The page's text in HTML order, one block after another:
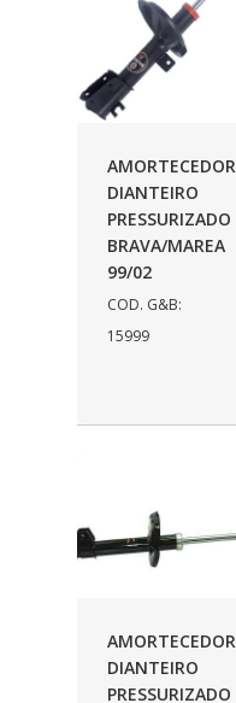
AMORTECEDOR
DIANTEIRO
PRESSURIZADO
BRAVA/MAREA
99/02
COD. G&B:
15999
AMORTECEDOR
DIANTEIRO
PRESSURIZADO